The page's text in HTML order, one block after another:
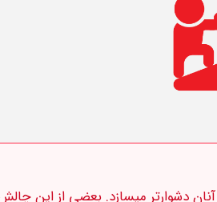
دشوارتر میسازد. بعضی از این